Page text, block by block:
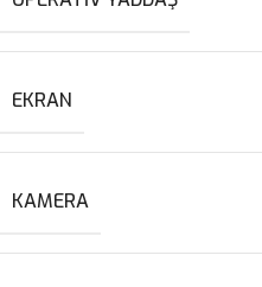
EKRAN
KAMERA